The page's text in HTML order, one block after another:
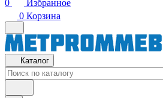
0
Избранное
0 Корзина
Каталог